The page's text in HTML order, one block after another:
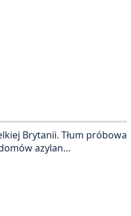
Brytanii. Tłum próbował
azylan…